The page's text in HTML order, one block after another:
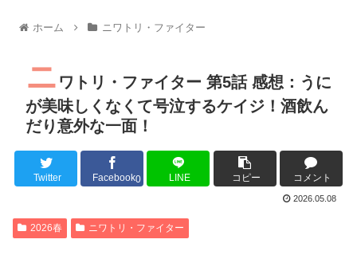
『進撃の巨人』で一番面白いところってｗｗｗｗｗ
るろうに剣心 -明治剣客浪漫譚- 京都動乱 第33話の感想
同盟、帝国、フェザーン。生まれるなら何処がいいか問題！
Powered by livedoor 相互RSS
ホーム ニワトリ・ファイター
ニ ワトリ・ファイター 第5話 感想：うに
が美味しくなくて号泣するケイジ！酒飲ん
だり意外な一面！
Twitter Facebook0 LINE コピー コメント
2026.05.08
2026春 ニワトリ・ファイター